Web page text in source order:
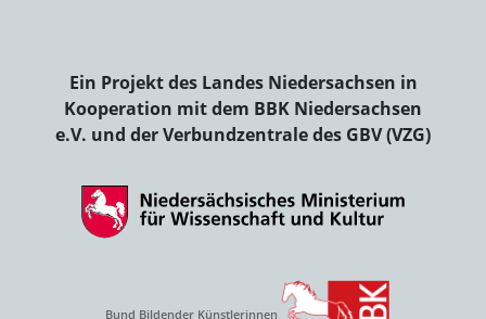
Ein Projekt des Landes Niedersachsen in
Kooperation mit dem BBK Niedersachsen
e.V. und der Verbundzentrale des GBV (VZG)
Bund Bildender Künstlerinnen